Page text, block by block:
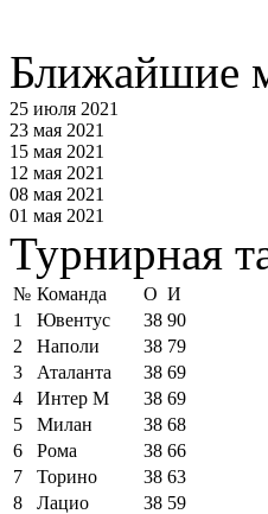
Ближайшие
25 июля 2021
23 мая 2021
15 мая 2021
12 мая 2021
08 мая 2021
01 мая 2021
Турнирная
№ Команда О И
1
Ювентус 38 90
2
Наполи 38 79
3
Аталанта 38 69
4
Интер М 38 69
5
Милан 38 68
6
Рома 38 66
7
Торино 38 63
8
Лацио 38 59